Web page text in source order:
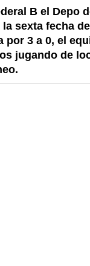
B el Depo
sexta fecha
por 3 a 0, el
jugando de